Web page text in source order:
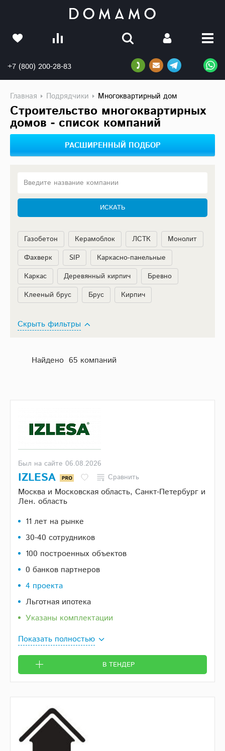
+7 (800) 200-28-83
Главная Подрядчики Многоквартирный дом
Строительство многоквартирных
домов - список компаний
РАСШИРЕННЫЙ ПОДБОР
Введите название компании
ИСКАТЬ
Газобетон Керамоблок ЛСТК
Монолит
Фахверк
SIP
Каркасно-панельные
Каркас
Деревянный кирпич
Бревно
Клееный брус
Брус Кирпич
Скрыть фильтры
Найдено 65 компаний
Был на сайте 06.08.2026
IZLESA Сравнить
Москва и Московская область, Санкт-Петербург и
Лен. область
11 лет на рынке
30-40 сотрудников
100 построенных объектов
0 банков партнеров
4 проекта
Льготная ипотека
Указаны комплектации
Показать полностью
В ТЕНДЕР